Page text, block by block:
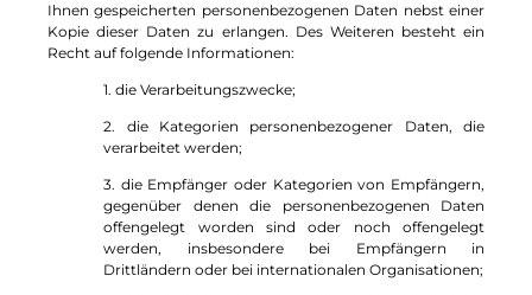
Ihnen gespeicherten personenbezogenen Daten nebst einer
Kopie dieser Daten zu erlangen. Des Weiteren besteht ein
Recht auf folgende Informationen:
1. die Verarbeitungszwecke;
2. die Kategorien personenbezogener Daten, die
verarbeitet werden;
3. die Empfänger oder Kategorien von Empfängern,
gegenüber denen die personenbezogenen Daten
offengelegt worden sind oder noch offengelegt
werden, insbesondere bei Empfängern in
Drittländern oder bei internationalen Organisationen;